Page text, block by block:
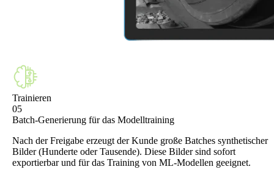
Trainieren
05
Batch-Generierung für das Modelltraining
Nach der Freigabe erzeugt der Kunde große Batches synthetischer
Bilder (Hunderte oder Tausende). Diese Bilder sind sofort
exportierbar und für das Training von ML-Modellen geeignet.